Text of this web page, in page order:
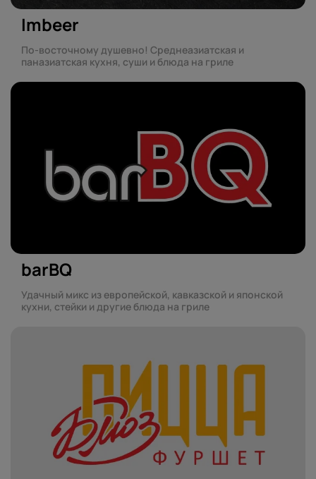
Imbeer
По-восточному душевно! Среднеазиатская и
паназиатская кухня, суши и блюда на гриле
barBQ
Удачный микс из европейской, кавказской и японской
кухни, стейки и другие блюда на гриле